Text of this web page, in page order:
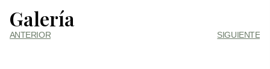
Galería
ANTERIOR SIGUIENTE